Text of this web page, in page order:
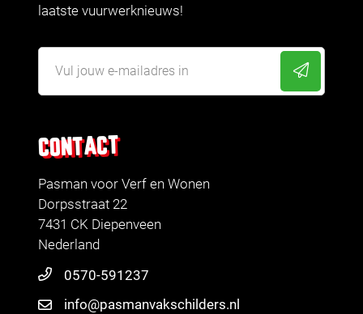
CONTACT
Pasman voor Verf en Wonen
Dorpsstraat 22
7431 CK Diepenveen
Nederland
0570-591237
info@pasmanvakschilders.nl
laatste vuurwerknieuws!